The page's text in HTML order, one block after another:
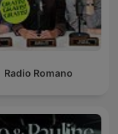
Radio Romano